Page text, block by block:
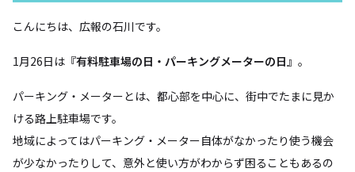
こんにちは、広報の石川です。
1月26日は 『有料駐車場の日・パーキングメーターの日』 。
パーキング・メーターとは、都心部を中心に、街中でたまに見か
ける路上駐車場です。
地域によってはパーキング・メーター自体がなかったり使う機会
が少なかったりして、意外と使い方がわからず困ることもあるの